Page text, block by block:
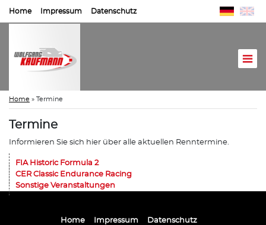
Home Impressum Datenschutz
Home » Termine
Termine
Informieren Sie sich hier über alle aktuellen Renntermine.
FIA Historic Formula 2
CER Classic Endurance Racing
Sonstige Veranstaltungen
Home Impressum Datenschutz